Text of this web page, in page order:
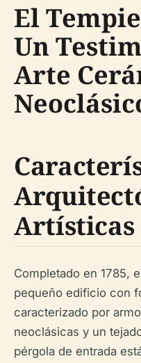
El
Un
Arte
Artísticas
Completado en 1785,
pequeño edificio con
caracterizado por
neoclásicas y un
pérgola de entrada